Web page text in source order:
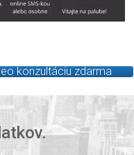
konzultáciu zdarma